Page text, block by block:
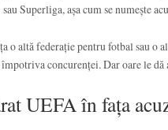
Superliga, așa cum se numește
o altă federație pentru fotbal sau o
concurenței. Dar oare le
UEFA în fața